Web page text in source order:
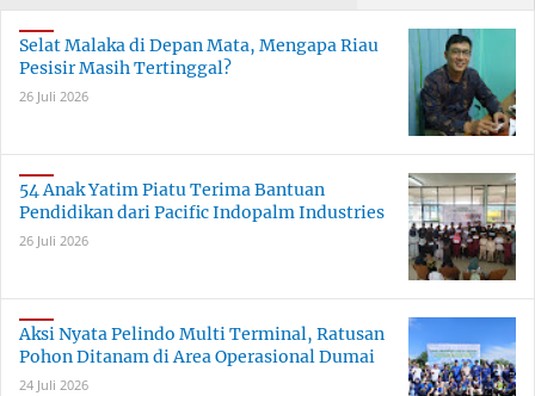
Skala Besar
Bersama
Selat Malaka di Depan Mata, Mengapa Riau
Pesisir Masih Tertinggal?
26 Juli 2026
54 Anak Yatim Piatu Terima Bantuan
Pendidikan dari Pacific Indopalm Industries
26 Juli 2026
Aksi Nyata Pelindo Multi Terminal, Ratusan
Pohon Ditanam di Area Operasional Dumai
24 Juli 2026